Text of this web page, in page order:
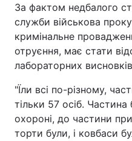
За фактом недбалого
служби військова
кримінальне
отруєння, має стати
лабораторних
"Їли всі по-різному,
тільки 57 осіб.
охороні, до частини
торти були, і ковбаси